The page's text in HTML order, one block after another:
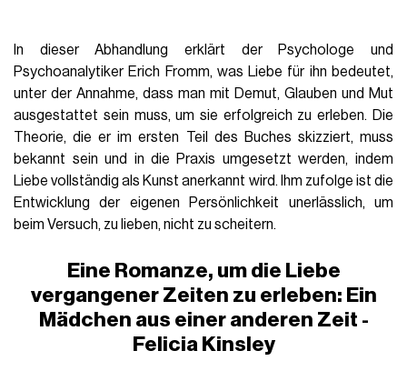
In dieser Abhandlung erklärt der Psychologe und
Psychoanalytiker Erich Fromm, was Liebe für ihn bedeutet,
unter der Annahme, dass man mit Demut, Glauben und Mut
ausgestattet sein muss, um sie erfolgreich zu erleben. Die
Theorie, die er im ersten Teil des Buches skizziert, muss
bekannt sein und in die Praxis umgesetzt werden, indem
Liebe vollständig als Kunst anerkannt wird. Ihm zufolge ist die
Entwicklung der eigenen Persönlichkeit unerlässlich, um
beim Versuch, zu lieben, nicht zu scheitern.
Eine Romanze, um die Liebe
vergangener Zeiten zu erleben: Ein
Mädchen aus einer anderen Zeit -
Felicia Kinsley